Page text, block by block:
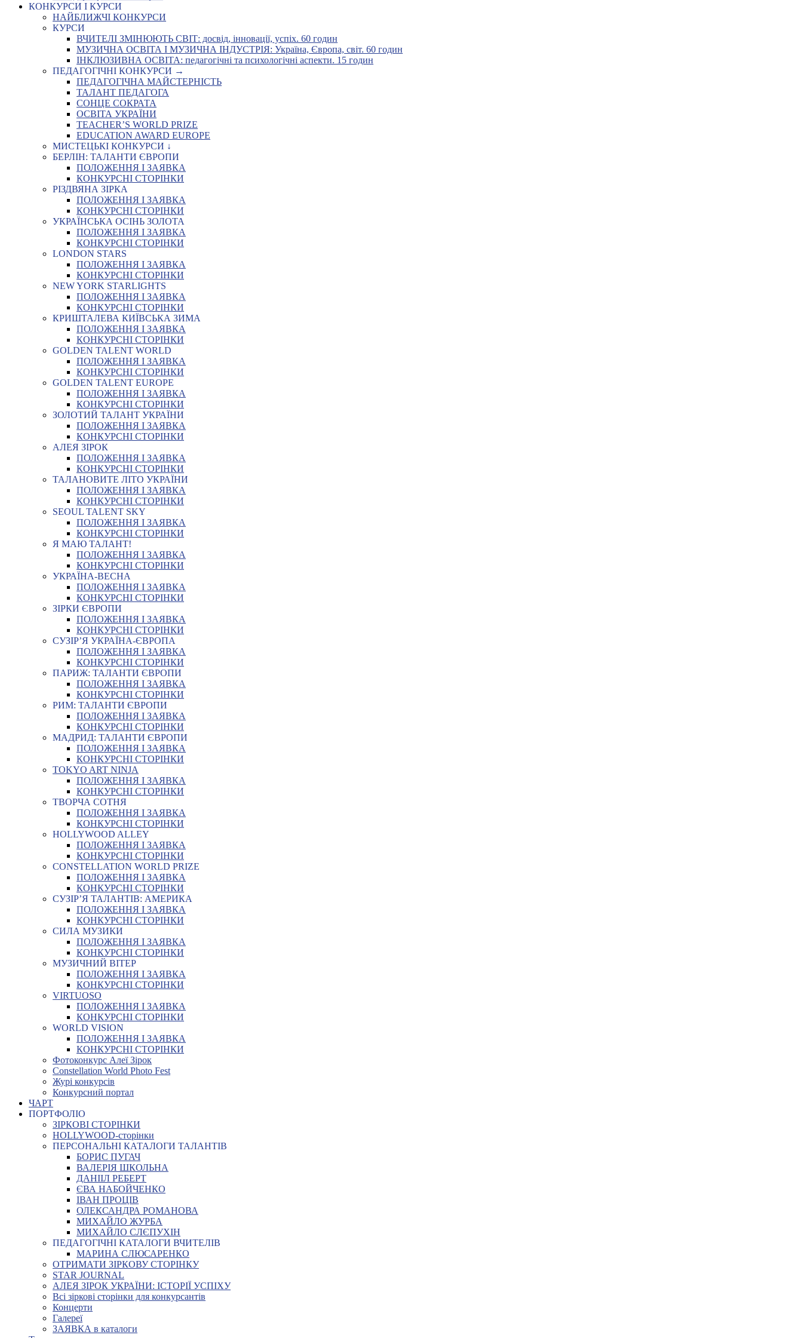
КОНКУРСИ І КУРСИ
НАЙБЛИЖЧІ КОНКУРСИ
КУРСИ
ВЧИТЕЛІ ЗМІНЮЮТЬ СВІТ: досвід, інновації, успіх. 60 годин
МУЗИЧНА ОСВІТА І МУЗИЧНА ІНДУСТРІЯ: Україна, Європа, світ. 60 годин
ІНКЛЮЗИВНА ОСВІТА: педагогічні та психологічні аспекти. 15 годин
ПЕДАГОГІЧНІ КОНКУРСИ →
ПЕДАГОГІЧНА МАЙСТЕРНІСТЬ
ТАЛАНТ ПЕДАГОГА
СОНЦЕ СОКРАТА
ОСВІТА УКРАЇНИ
TEACHER’S WORLD PRIZE
EDUCATION AWARD EUROPE
МИСТЕЦЬКІ КОНКУРСИ ↓
БЕРЛІН: ТАЛАНТИ ЄВРОПИ
ПОЛОЖЕННЯ І ЗАЯВКА
КОНКУРСНІ СТОРІНКИ
РІЗДВЯНА ЗІРКА
ПОЛОЖЕННЯ І ЗАЯВКА
КОНКУРСНІ СТОРІНКИ
УКРАЇНСЬКА ОСІНЬ ЗОЛОТА
ПОЛОЖЕННЯ І ЗАЯВКА
КОНКУРСНІ СТОРІНКИ
LONDON STARS
ПОЛОЖЕННЯ І ЗАЯВКА
КОНКУРСНІ СТОРІНКИ
NEW YORK STARLIGHTS
ПОЛОЖЕННЯ І ЗАЯВКА
КОНКУРСНІ СТОРІНКИ
КРИШТАЛЕВА КИЇВСЬКА ЗИМА
ПОЛОЖЕННЯ І ЗАЯВКА
КОНКУРСНІ СТОРІНКИ
GOLDEN TALENT WORLD
ПОЛОЖЕННЯ І ЗАЯВКА
КОНКУРСНІ СТОРІНКИ
GOLDEN TALENT EUROPE
ПОЛОЖЕННЯ І ЗАЯВКА
КОНКУРСНІ СТОРІНКИ
ЗОЛОТИЙ ТАЛАНТ УКРАЇНИ
ПОЛОЖЕННЯ І ЗАЯВКА
КОНКУРСНІ СТОРІНКИ
АЛЕЯ ЗІРОК
ПОЛОЖЕННЯ І ЗАЯВКА
КОНКУРСНІ СТОРІНКИ
ТАЛАНОВИТЕ ЛІТО УКРАЇНИ
ПОЛОЖЕННЯ І ЗАЯВКА
КОНКУРСНІ СТОРІНКИ
SEOUL TALENT SKY
ПОЛОЖЕННЯ І ЗАЯВКА
КОНКУРСНІ СТОРІНКИ
Я МАЮ ТАЛАНТ!
ПОЛОЖЕННЯ І ЗАЯВКА
КОНКУРСНІ СТОРІНКИ
УКРАЇНА-ВЕСНА
ПОЛОЖЕННЯ І ЗАЯВКА
КОНКУРСНІ СТОРІНКИ
ЗІРКИ ЄВРОПИ
ПОЛОЖЕННЯ І ЗАЯВКА
КОНКУРСНІ СТОРІНКИ
СУЗІР’Я УКРАЇНА-ЄВРОПА
ПОЛОЖЕННЯ І ЗАЯВКА
КОНКУРСНІ СТОРІНКИ
ПАРИЖ: ТАЛАНТИ ЄВРОПИ
ПОЛОЖЕННЯ І ЗАЯВКА
КОНКУРСНІ СТОРІНКИ
РИМ: ТАЛАНТИ ЄВРОПИ
ПОЛОЖЕННЯ І ЗАЯВКА
КОНКУРСНІ СТОРІНКИ
МАДРИД: ТАЛАНТИ ЄВРОПИ
ПОЛОЖЕННЯ І ЗАЯВКА
КОНКУРСНІ СТОРІНКИ
TOKYO ART NINJA
ПОЛОЖЕННЯ І ЗАЯВКА
КОНКУРСНІ СТОРІНКИ
ТВОРЧА СОТНЯ
ПОЛОЖЕННЯ І ЗАЯВКА
КОНКУРСНІ СТОРІНКИ
HOLLYWOOD ALLEY
ПОЛОЖЕННЯ І ЗАЯВКА
КОНКУРСНІ СТОРІНКИ
CONSTELLATION WORLD PRIZE
ПОЛОЖЕННЯ І ЗАЯВКА
КОНКУРСНІ СТОРІНКИ
СУЗІР’Я ТАЛАНТІВ: АМЕРИКА
ПОЛОЖЕННЯ І ЗАЯВКА
КОНКУРСНІ СТОРІНКИ
СИЛА МУЗИКИ
ПОЛОЖЕННЯ І ЗАЯВКА
КОНКУРСНІ СТОРІНКИ
МУЗИЧНИЙ ВІТЕР
ПОЛОЖЕННЯ І ЗАЯВКА
КОНКУРСНІ СТОРІНКИ
VIRTUOSO
ПОЛОЖЕННЯ І ЗАЯВКА
КОНКУРСНІ СТОРІНКИ
WORLD VISION
ПОЛОЖЕННЯ І ЗАЯВКА
КОНКУРСНІ СТОРІНКИ
Фотоконкурс Алеї Зірок
Constellation World Photo Fest
Журі конкурсів
Конкурсний портал
ЧАРТ
ПОРТФОЛІО
ЗІРКОВІ СТОРІНКИ
HOLLYWOOD-сторінки
ПЕРСОНАЛЬНІ КАТАЛОГИ ТАЛАНТІВ
БОРИС ПУГАЧ
ВАЛЕРІЯ ШКОЛЬНА
ДАНІІЛ РЕБЕРТ
ЄВА НАБОЙЧЕНКО
ІВАН ПРОЦІВ
ОЛЕКСАНДРА РОМАНОВА
МИХАЙЛО ЖУРБА
МИХАЙЛО СЛЄПУХІН
ПЕДАГОГІЧНІ КАТАЛОГИ ВЧИТЕЛІВ
МАРИНА СЛЮСАРЕНКО
ОТРИМАТИ ЗІРКОВУ СТОРІНКУ
STAR JOURNAL
АЛЕЯ ЗІРОК УКРАЇНИ: ІСТОРІЇ УСПІХУ
Всі зіркові сторінки для конкурсантів
Концерти
Галереї
ЗАЯВКА в каталоги